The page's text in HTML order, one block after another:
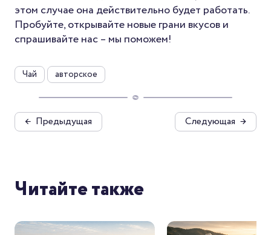
этом случае она действительно будет работать.
Пробуйте, открывайте новые грани вкусов и
спрашивайте нас – мы поможем!
Чай авторское
← Предыдущая Следующая →
Читайте также